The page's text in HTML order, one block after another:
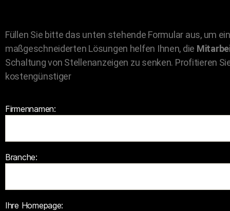
Füllen Sie bitte das unten stehende Formular aus, um
maßgeschneiderten Lösungen helfen Ihnen, die
Schaltung von Stellenanzeigen zu senken. Profitieren
kostengünstiger
Firmennamen:
Branche:
Ihre Homepage: